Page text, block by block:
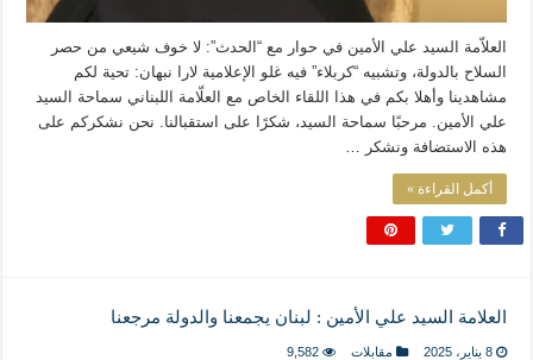
العلاّمة السيد علي الأمين في حوار مع “الحدث”: لا خوف شيعي من حصر
السلاح بالدولة، وتشبيه “كربلاء” فيه غلو الإعلامية لارا نبهان: تحية لكم
مشاهدينا وأهلا بكم في هذا اللقاء الخاص مع العلّامة اللبناني سماحة السيد
علي الأمين. مرحبًا سماحة السيد، شكرًا على استقبالنا. نحن نشكركم على
هذه الاستضافة ونشكر …
أكمل القراءة »
العلامة السيد علي الأمين : لبنان يجمعنا والدولة مرجعنا
8 يناير، 2025 مقابلات 9,582